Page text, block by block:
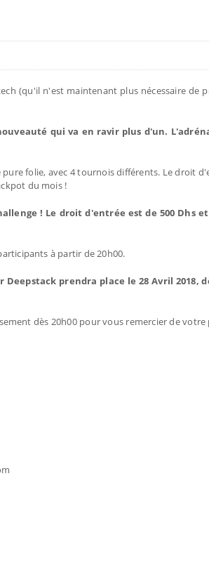
(qu'il n'est maintenant plus nécessaire de
qui va en ravir plus d'un.
pure folie, avec 4 tournois différents. Le droit
du mois !
! Le droit d'entrée est de 500 Dhs
à partir de 20h00.
prendra place le 28 Avril 2018,
dès 20h00 pour vous remercier de